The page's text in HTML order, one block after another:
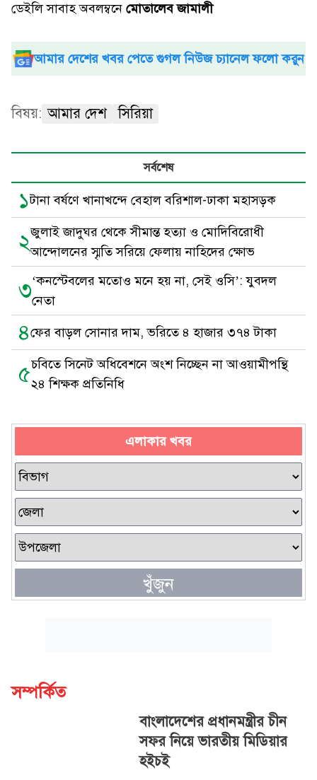
ডেইলি সাবাহ অবলম্বনে মোতালেব জামালী
আমার দেশের খবর পেতে গুগল নিউজ চ্যানেল ফলো করুন
বিষয়: আমার দেশ সিরিয়া
সর্বশেষ
১টানা বর্ষণে খানাখন্দে বেহাল বরিশাল-ঢাকা মহাসড়ক
২জুলাই জাদুঘর থেকে সীমান্ত হত্যা ও মোদিবিরোধী
আন্দোলনের স্মৃতি সরিয়ে ফেলায় নাহিদের ক্ষোভ
৩‘কনস্টেবলের মতোও মনে হয় না, সেই ওসি’: যুবদল
নেতা
৪ফের বাড়ল সোনার দাম, ভরিতে ৪ হাজার ৩৭৪ টাকা
৫চবিতে সিনেট অধিবেশনে অংশ নিচ্ছেন না আওয়ামীপন্থি
২৪ শিক্ষক প্রতিনিধি
এলাকার খবর
খুঁজুন
সম্পর্কিত
বাংলাদেশের প্রধানমন্ত্রীর চীন
সফর নিয়ে ভারতীয় মিডিয়ার
হইচই